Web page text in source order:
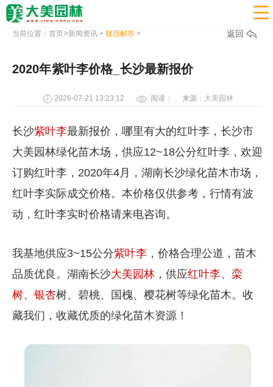

当前位置： 首页>新闻资讯> 疑惑解答> 返回
2020年紫叶李价格_长沙最新报价
2026-07-21 13:23:12 阅读： 来源： 大美园林
长沙紫叶李最新报价，哪里有大的红叶李，长沙市
大美园林绿化苗木场，供应12~18公分红叶李，欢迎
订购红叶李，2020年4月，湖南长沙绿化苗木市场，
红叶李实际成交价格。本价格仅供参考，行情有波
动，红叶李实时价格请来电咨询。
我基地供应3~15公分紫叶李 ，价格合理公道，苗木
品质优良。湖南长沙大美园林，供应红叶李、 栾
树、 银杏树、碧桃、国槐、樱花树等绿化苗木。收
藏我们，收藏优质的绿化苗木资源！